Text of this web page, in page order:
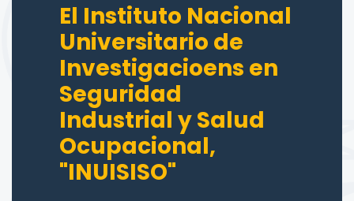
El Instituto Nacional
Universitario de
Investigacioens en
Seguridad
Industrial y Salud
Ocupacional,
"INUISISO"